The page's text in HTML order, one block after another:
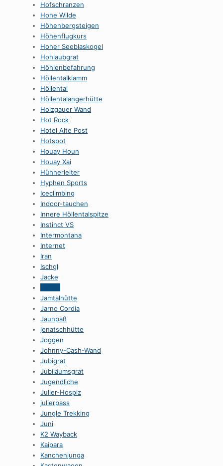
Hofschranzen
Hohe Wilde
Höhenbergsteigen
Höhenflugkurs
Hoher Seeblaskogel
Hohlaubgrat
Höhlenbefahrung
HöllentaIklamm
Höllental
Höllentalangerhütte
Holzgauer Wand
Hot Rock
Hotel Alte Post
Hotspot
Houay Houn
Houay Xai
Hühnerleiter
Hyphen Sports
Iceclimbing
Indoor-tauchen
Innere Höllentalspitze
Instinct VS
Intermontana
Internet
Iran
Ischgl
Jacke
Jamtalhütte
Jarno Cordia
Jaunpaß
jenatschhütte
Joggen
Johnny-Cash-Wand
Jubigrat
Jubiläumsgrat
Jugendliche
Julier-Hospiz
julierpass
Jungle Trekking
Juni
K2 Wayback
Kaipara
Kanchenjunga